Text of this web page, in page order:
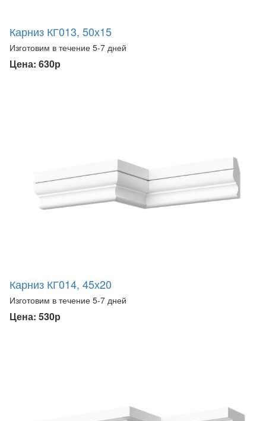
Карниз КГ013, 50х15
Изготовим в течение 5-7 дней
Цена: 630р
Карниз КГ014, 45х20
Изготовим в течение 5-7 дней
Цена: 530р